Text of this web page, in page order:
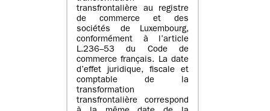
transfrontalière au registre
de commerce et des
sociétés de Luxembourg,
conformément à l’article
L.236–53 du Code de
commerce français. La date
d’effet juridique, fiscale et
comptable de la
transformation
transfrontalière correspond